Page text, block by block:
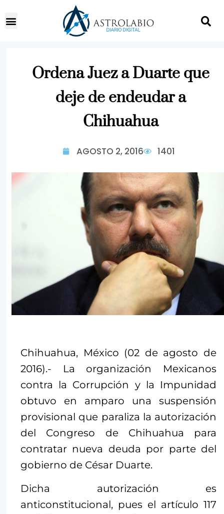
Ordena Juez a Duarte que
deje de endeudar a
Chihuahua
AGOSTO 2, 2016 1401
Chihuahua, México (02 de agosto de
2016).- La organización Mexicanos
contra la Corrupción y la Impunidad
obtuvo en amparo una suspensión
provisional que paraliza la autorización
del Congreso de Chihuahua para
contratar nueva deuda por parte del
gobierno de César Duarte.
Dicha autorización es
anticonstitucional, pues el artículo 117